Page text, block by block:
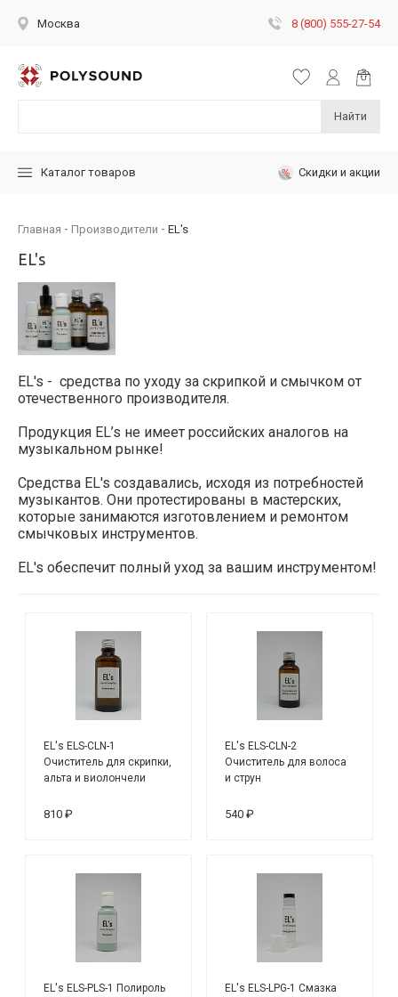
Москва 8 (800) 555-27-54
Найти
Каталог товаров Скидки и акции
Главная Производители EL's
EL's
EL's - средства по уходу за скрипкой и смычком от
отечественного производителя.
Продукция EL’s не имеет российских аналогов на
музыкальном рынке!
Средства EL's создавались, исходя из потребностей
музыкантов. Они протестированы в мастерских,
которые занимаются изготовлением и ремонтом
смычковых инструментов.
EL's обеспечит полный уход за вашим инструментом!
EL's ELS-CLN-1
Очиститель для скрипки,
альта и виолончели
810 ₽
EL's ELS-CLN-2
Очиститель для волоса
и струн
540 ₽
EL's ELS-PLS-1 Полироль
EL's ELS-LPG-1 Смазка